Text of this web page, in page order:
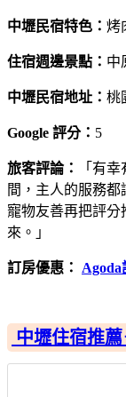
中壢民宿特色： 烤
住宿週邊景點： 中
中壢民宿地址： 桃
Google 評分： 5
旅客評論：
「有
間，主人的服務都
寵物友善再把評分
來。」
訂房優惠： Agoda
中壢住宿推